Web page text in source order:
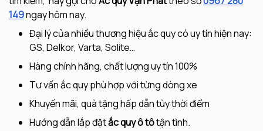
149ngay hôm nay.
Đại lý của nhiều thương hiệu ắc quy có uy tín hiện nay:
GS, Delkor, Varta, Solite…
Hàng chính hãng, chất lượng uy tín 100%
Tư vấn ắc quy phù hợp với từng dòng xe
Khuyến mãi, quà tặng hấp dẫn tùy thời điểm
Hướng dẫn lắp đặtắc quy ô tôtận tình.